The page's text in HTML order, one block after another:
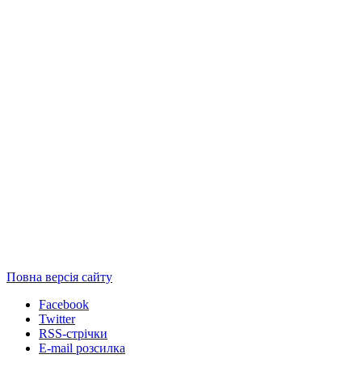
Повна версія сайту
Facebook
Twitter
RSS-стрічки
E-mail розсилка